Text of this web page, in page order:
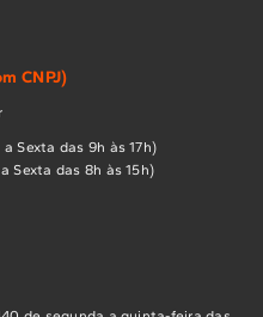
CNPJ)
Sexta das 9h às 17h)
Sexta das 8h às 15h)